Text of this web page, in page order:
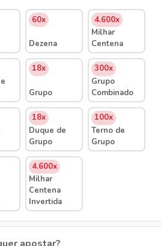
60x
Dezena
4.600x
Milhar
Centena
18x
Grupo
300x
Grupo
Combinado
18x
Duque de
Grupo
100x
Terno de
Grupo
4.600x
Milhar
Centena
Invertida